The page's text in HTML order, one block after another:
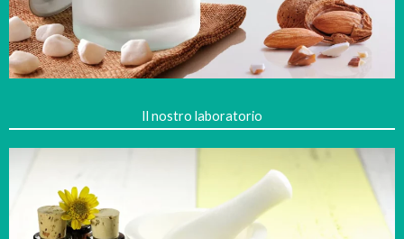
Il nostro laboratorio